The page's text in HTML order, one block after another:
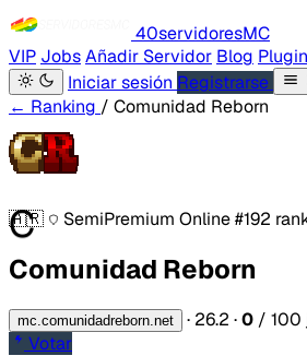
40servidoresMC
VIP JobsAñadir Servidor Blog
Iniciar sesión Registrarse
← Ranking / Comunidad Reborn
C
🇦🇷 SemiPremium Online#192
Comunidad Reborn
mc.comunidadreborn.net · 26.2 ·0 / 100
Votar